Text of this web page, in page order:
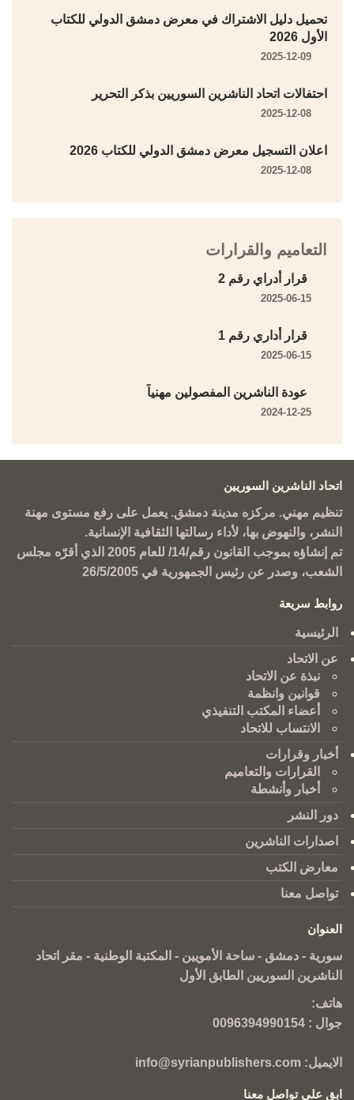
تحميل دليل الاشتراك في معرض دمشق الدولي للكتاب
الأول 2026
2025-12-09
احتفالات اتحاد الناشرين السوريين بذكر التحرير
2025-12-08
اعلان التسجيل معرض دمشق الدولي للكتاب 2026
2025-12-08
التعاميم والقرارات
قرار أدراي رقم 2
2025-06-15
قرار أداري رقم 1
2025-06-15
عودة الناشرين المفصولين مهنياً
2024-12-25
اتحاد الناشرين السوريين
تنظيم مهني. مركزه مدينة دمشق. يعمل على رفع مستوى مهنة
النشر، والنهوض بها، لأداء رسالتها الثقافية الإنسانية.
تم إنشاؤه بموجب القانون رقم/14/ للعام 2005 الذي أقرّه مجلس
الشعب، وصدر عن رئيس الجمهورية في 26/5/2005
روابط سريعة
الرئيسية
عن الاتحاد
نبذة عن الاتحاد
قوانين وانظمة
أعضاء المكتب التنفيذي
الانتساب للاتحاد
أخبار وقرارات
القرارات والتعاميم
أخبار وأنشطة
دور النشر
اصدارات الناشرين
معارض الكتب
تواصل معنا
العنوان
سورية - دمشق - ساحة الأمويين - المكتبة الوطنية - مقر اتحاد
الناشرين السوريين الطابق الأول
هاتف:
جوال : 0096394990154
الايميل: info@syrianpublishers.com
ابق على تواصل معنا